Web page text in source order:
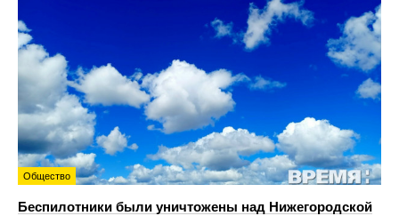
Общество
Беспилотники были уничтожены над Нижегородской